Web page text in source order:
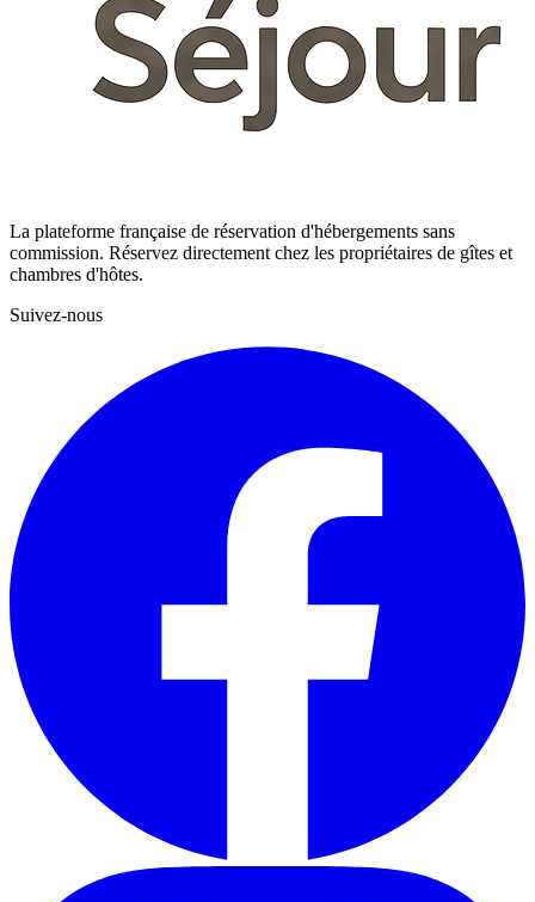
La plateforme française de réservation d'hébergements sans
commission. Réservez directement chez les propriétaires de gîtes et
chambres d'hôtes.
Suivez-nous